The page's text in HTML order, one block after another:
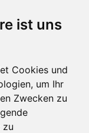
ist uns
Cookies und
um Ihr
Zwecken zu
zu